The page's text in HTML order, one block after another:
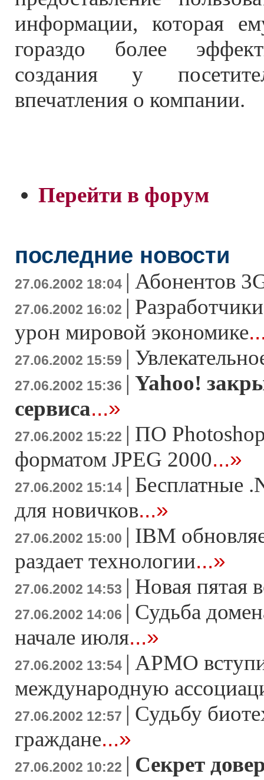
информации, которая
гораздо более
создания у
впечатления о компании.
Перейти в форум
последние новости
27.06.2002 18:04 | Абонентов
27.06.2002 16:02 |
урон мировой экономике
27.06.2002 15:59 |
27.06.2002 15:36 | Yahoo!
сервиса...»
27.06.2002 15:22 | ПО
форматом JPEG 2000...»
27.06.2002 15:14 | Бесплатные
для новичков...»
27.06.2002 15:00 | IBM
раздает технологии...»
27.06.2002 14:53 | Новая пятая
27.06.2002 14:06 | Судьба
начале июля...»
27.06.2002 13:54 | АРМО
международную
27.06.2002 12:57 | Судьбу
граждане...»
27.06.2002 10:22 | Секрет